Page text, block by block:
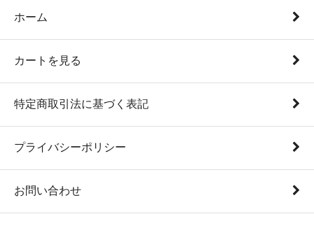
ホーム
カートを見る
特定商取引法に基づく表記
プライバシーポリシー
お問い合わせ